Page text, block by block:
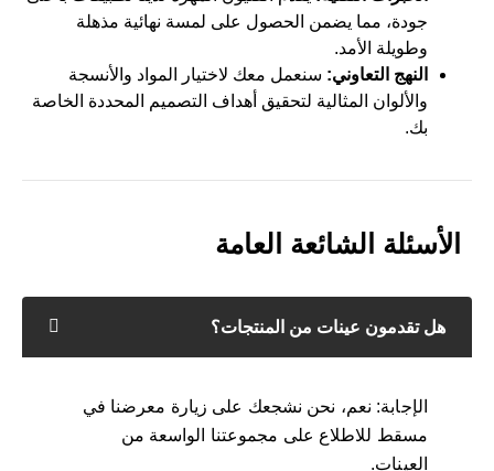
جودة، مما يضمن الحصول على لمسة نهائية مذهلة
وطويلة الأمد.
النهج التعاوني: سنعمل معك لاختيار المواد والأنسجة
والألوان المثالية لتحقيق أهداف التصميم المحددة الخاصة
بك.
الأسئلة الشائعة العامة
هل تقدمون عينات من المنتجات؟
الإجابة: نعم، نحن نشجعك على زيارة معرضنا في
مسقط للاطلاع على مجموعتنا الواسعة من
العينات.